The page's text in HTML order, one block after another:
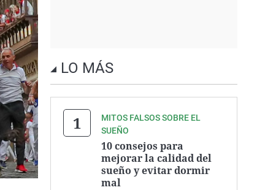
LO MÁS
MITOS FALSOS SOBRE EL
SUEÑO
10 consejos para
mejorar la calidad del
sueño y evitar dormir
mal